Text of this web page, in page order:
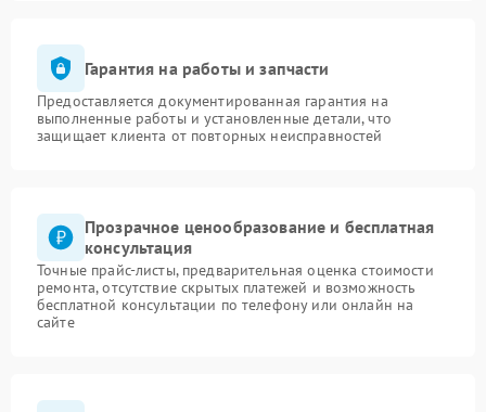
Гарантия на работы и запчасти
Предоставляется документированная гарантия на
выполненные работы и установленные детали, что
защищает клиента от повторных неисправностей
Прозрачное ценообразование и бесплатная
консультация
Точные прайс-листы, предварительная оценка стоимости
ремонта, отсутствие скрытых платежей и возможность
бесплатной консультации по телефону или онлайн на
сайте